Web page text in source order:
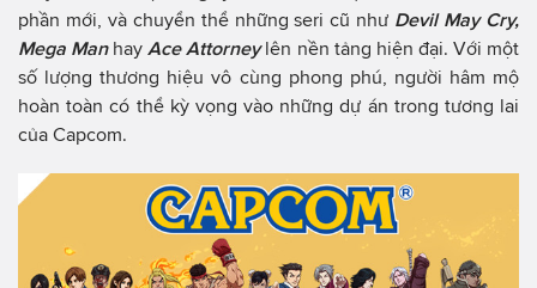
phần mới, và chuyển thể những seri cũ như Devil May Cry,
Mega Man hayAce Attorneylên nền tảng hiện đại. Với một
số lượng thương hiệu vô cùng phong phú, người hâm mộ
hoàn toàn có thể kỳ vọng vào những dự án trong tương lai
của Capcom.